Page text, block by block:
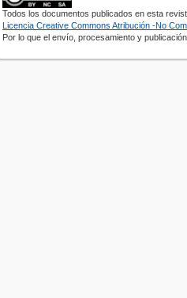
Todos los documentos publicados en esta
Licencia Creative Commons Atribución -No
Por lo que el envío, procesamiento y